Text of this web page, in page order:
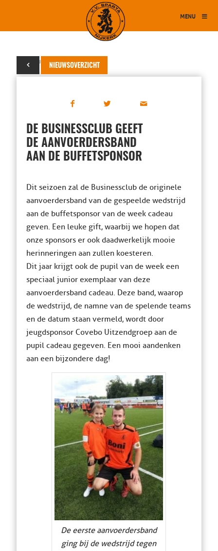
MENU
NIEUWSOVERZICHT
29 augustus 2014
DE BUSINESSCLUB GEEFT
DE AANVOERDERSBAND
AAN DE BUFFETSPONSOR
Dit seizoen zal de Businessclub de originele
aanvoerdersband van de gespeelde wedstrijd
aan de buffetsponsor van de week cadeau
geven. Een leuke gift, waarbij we hopen dat
onze sponsors er ook daadwerkelijk mooie
herinneringen aan zullen koesteren.
Dit jaar krijgt ook de pupil van de week een
speciaal junior exemplaar van deze
aanvoerdersband cadeau. Deze band, waarop
de wedstrijd, de namne van de spelende teams
en de datum staan vermeld, wordt door
jeugdsponsor Covebo Uitzendgroep aan de
pupil cadeau gegeven. Een mooi aandenken
aan een bijzondere dag!
De eerste aanvoerdersband
ging bij de wedstrijd tegen